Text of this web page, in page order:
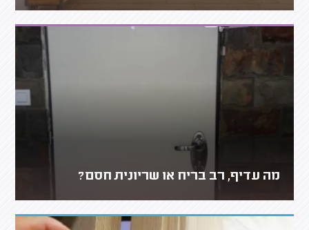
מה עדיף, רב בריח או שריונית חסם?